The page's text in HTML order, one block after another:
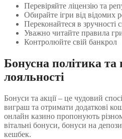
Перевіряйте ліцензію та
Обирайте ігри від відомих
Переконайтеся в зручності
Уважно читайте правила
Контролюйте свій банкрол
Бонусна політика та
лояльності
Бонуси та акції – це чудовий
виграш та отримати додаткові
онлайн казино пропонують
вітальні бонуси, бонуси на
кешбек.